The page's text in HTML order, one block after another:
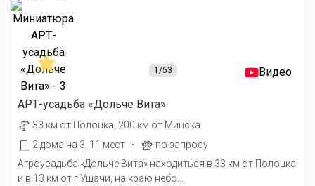
1/53 Видео
АРТ-усадьба «Дольче Вита»
33 км от Полоцка, 200 км от Минска
2 дома на 3, 11 мест
·
по запросу
Агроусадьба «Дольче Вита» находиться в 33 км от Полоцка
и в 13 км от г.Ушачи, на краю небо...